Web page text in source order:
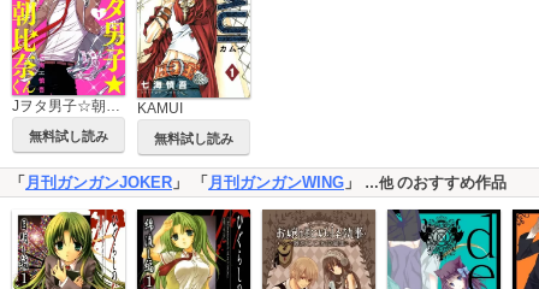
Jヲタ男子☆朝比奈くん
無料試し読み
KAMUI
無料試し読み
「 月刊ガンガンJOKER 」 「 月刊ガンガンWING 」 …他のおすすめ作品